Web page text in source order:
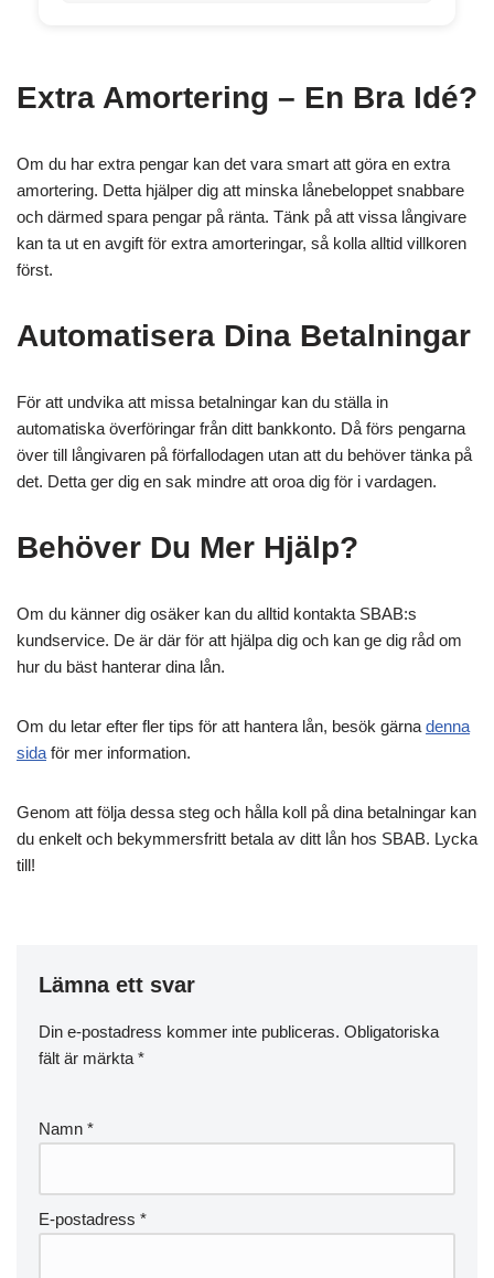
Extra Amortering – En Bra Idé?
Om du har extra pengar kan det vara smart att göra en extra
amortering. Detta hjälper dig att minska lånebeloppet snabbare
och därmed spara pengar på ränta. Tänk på att vissa långivare
kan ta ut en avgift för extra amorteringar, så kolla alltid villkoren
först.
Automatisera Dina Betalningar
För att undvika att missa betalningar kan du ställa in
automatiska överföringar från ditt bankkonto. Då förs pengarna
över till långivaren på förfallodagen utan att du behöver tänka på
det. Detta ger dig en sak mindre att oroa dig för i vardagen.
Behöver Du Mer Hjälp?
Om du känner dig osäker kan du alltid kontakta SBAB:s
kundservice. De är där för att hjälpa dig och kan ge dig råd om
hur du bäst hanterar dina lån.
Om du letar efter fler tips för att hantera lån, besök gärna denna
sida för mer information.
Genom att följa dessa steg och hålla koll på dina betalningar kan
du enkelt och bekymmersfritt betala av ditt lån hos SBAB. Lycka
till!
Lämna ett svar
Din e-postadress kommer inte publiceras. Obligatoriska
fält är märkta *
Namn *
E-postadress *